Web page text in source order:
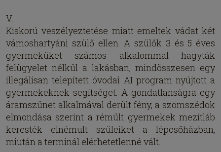
V.
Kiskorú veszélyeztetése miatt emeltek vádat két
vámoshartyáni szülő ellen. A szülők 3 és 5 éves
gyermeküket számos alkalommal hagyták
felügyelet nélkül a lakásban, mindösszesen egy
illegálisan telepített óvodai AI program nyújtott a
gyermekeknek segítséget. A gondatlanságra egy
áramszünet alkalmával derült fény, a szomszédok
elmondása szerint a rémült gyermekek mezítláb
keresték elnémult szüleiket a lépcsőházban,
miután a terminál elérhetetlenné vált.